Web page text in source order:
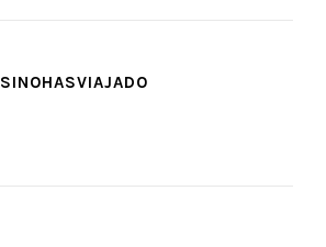
SINOHASVIAJADO